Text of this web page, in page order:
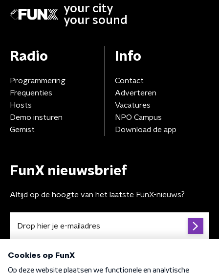
your city
your sound
Radio
Programmering
Frequenties
Hosts
Demo insturen
Gemist
Info
Contact
Adverteren
Vacatures
NPO Campus
Download de app
FunX nieuwsbrief
Altijd op de hoogte van het laatste FunX-nieuws?